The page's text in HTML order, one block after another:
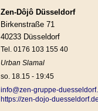
Zen-Dôjô Düsseldorf
Birkenstraße 71
40233 Düsseldorf
Tel. 0176 103 155 40
Urban Slamal
so. 18.15 - 19:45
info@zen-gruppe-
https://zen-dojo-